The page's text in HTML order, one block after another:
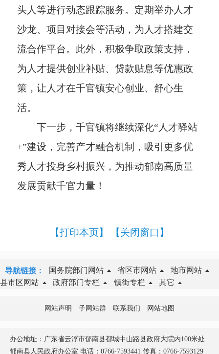
头人等进行动态跟踪服务。定期举办人才
沙龙、项目对接会等活动，为人才搭建交
流合作平台。此外，积极争取政策支持，
为人才提供创业补贴、贷款贴息等优惠政
策，让人才在千官镇安心创业、舒心生
活。
下一步，千官镇将继续深化“人才驿站
+”建设，完善产才融合机制，吸引更多优
秀人才投身乡村振兴，为推动郁南高质量
发展贡献千官力量！
【打印本页】 【关闭窗口】
导航链接： 国务院部门网站 省区市网站
地市网站
县市区网站
政府部门专栏 镇街专栏 其它
网站声明 子网站群 联系我们 网站地图
办公地址：广东省云浮市郁南县都城中山路县政府大院内100米处
郁南县人民政府办公室 电话：0766-7593441 传真：0766-7593129